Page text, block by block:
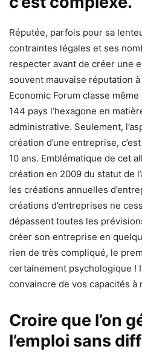
Réputée, parfois pour sa
contraintes légales et ses
respecter avant de créer une
souvent mauvaise réputation à
Economic Forum classe
144 pays l’hexagone en
administrative. Seulement,
création d’une entreprise,
10 ans. Emblématique de cet
création en 2009 du statut de
les créations annuelles
créations d’entreprises ne
dépassent toutes les
créer son entreprise en
rien de très compliqué, le
certainement psychologique !
convaincre de vos capacités à
Croire que l’on
l’emploi sans